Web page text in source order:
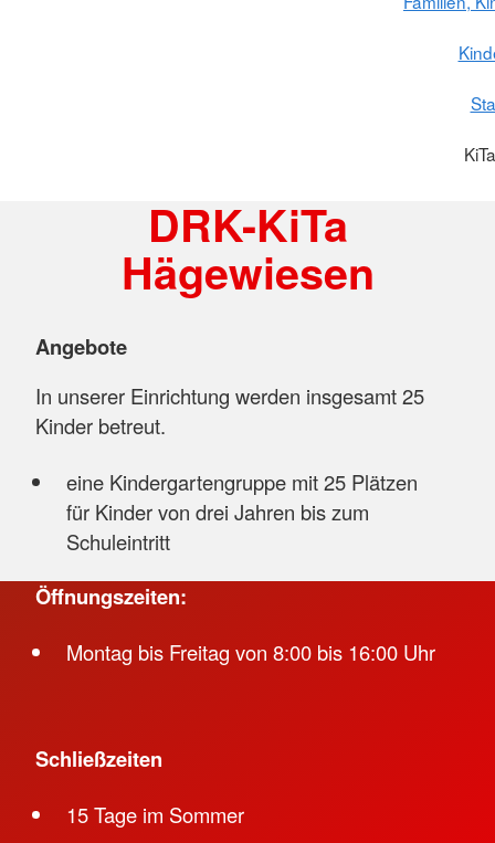
DRK-KiTa
Hägewiesen
Angebote
In unserer Einrichtung werden insgesamt 25
Kinder betreut.
eine Kindergartengruppe mit 25 Plätzen
für Kinder von drei Jahren bis zum
Schuleintritt
Öffnungszeiten:
Montag bis Freitag von 8:00 bis 16:00 Uhr
Schließzeiten
15 Tage im Sommer